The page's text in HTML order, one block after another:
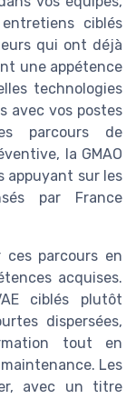
ciblés
qui ont déjà
une appétence
technologies
avec vos postes
parcours de
la GMAO
appuyant sur les
par France
ces parcours en
acquises.
ciblés plutôt
dispersées,
tout en
Les
avec un titre